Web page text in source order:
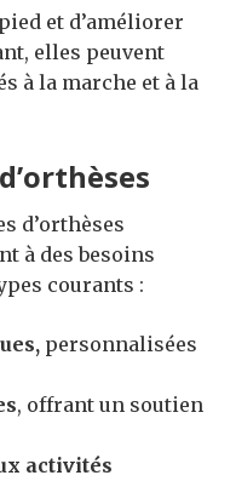
et d’améliorer
elles peuvent
à la marche et à la
d’orthèses
à des besoins
courants :
personnalisées
, offrant un soutien
activités